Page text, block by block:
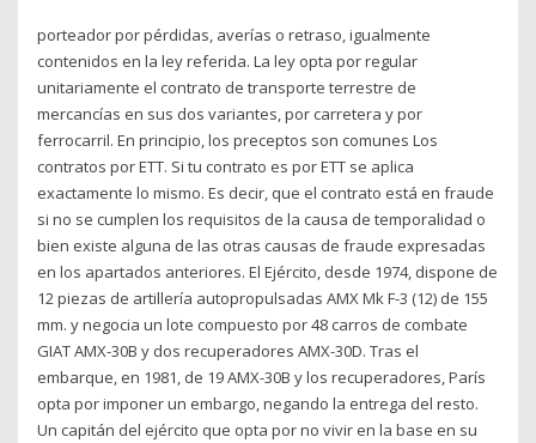
porteador por pérdidas, averías o retraso, igualmente
contenidos en la ley referida. La ley opta por regular
unitariamente el contrato de transporte terrestre de
mercancías en sus dos variantes, por carretera y por
ferrocarril. En principio, los preceptos son comunes Los
contratos por ETT. Si tu contrato es por ETT se aplica
exactamente lo mismo. Es decir, que el contrato está en fraude
si no se cumplen los requisitos de la causa de temporalidad o
bien existe alguna de las otras causas de fraude expresadas
en los apartados anteriores. El Ejército, desde 1974, dispone de
12 piezas de artillería autopropulsadas AMX Mk F-3 (12) de 155
mm. y negocia un lote compuesto por 48 carros de combate
GIAT AMX-30B y dos recuperadores AMX-30D. Tras el
embarque, en 1981, de 19 AMX-30B y los recuperadores, París
opta por imponer un embargo, negando la entrega del resto.
Un capitán del ejército que opta por no vivir en la base en su